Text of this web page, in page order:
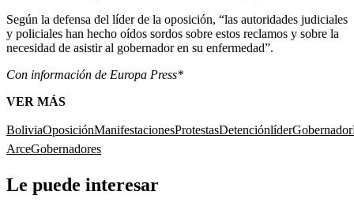
Según la defensa del líder de la oposición, “las autoridades judiciales
y policiales han hecho oídos sordos sobre estos reclamos y sobre la
necesidad de asistir al gobernador en su enfermedad”.
Con información de Europa Press*
VER MÁS
BoliviaOposiciónManifestacionesProtestasDetenciónlíderGobernador
ArceGobernadores
Le puede interesar